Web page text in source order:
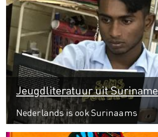
Jeugdliteratuur uit Suriname
Nederlands is ook Surinaams